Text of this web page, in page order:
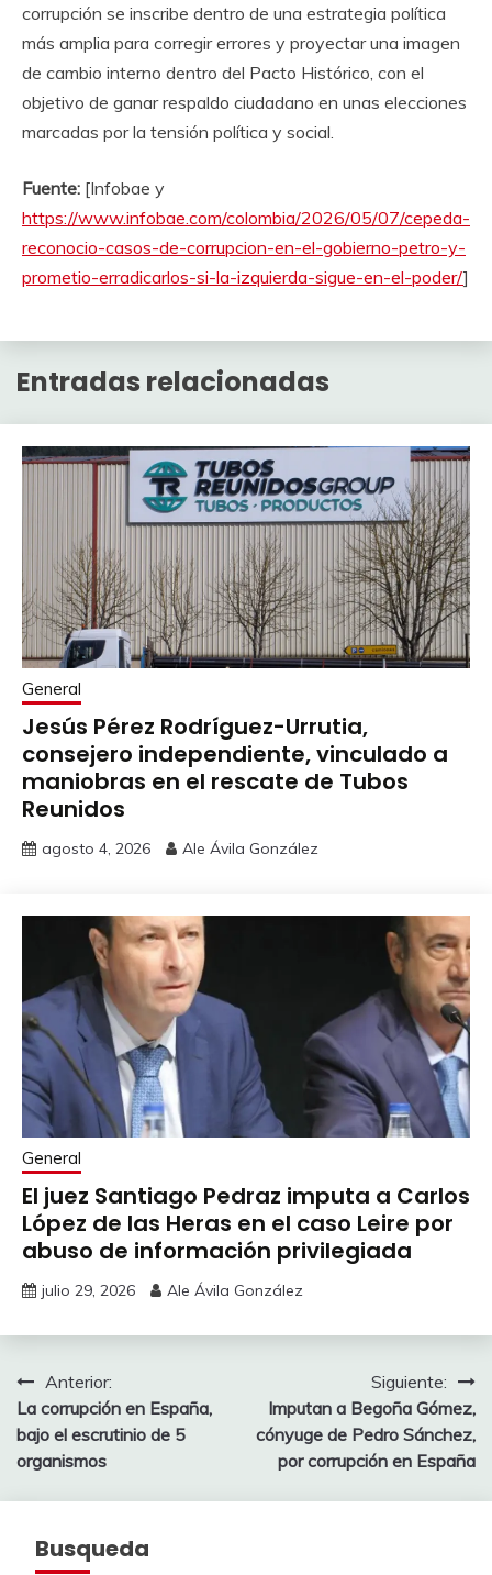
corrupción se inscribe dentro de una estrategia política
más amplia para corregir errores y proyectar una imagen
de cambio interno dentro del Pacto Histórico, con el
objetivo de ganar respaldo ciudadano en unas elecciones
marcadas por la tensión política y social.
Fuente: [Infobae y
https://www.infobae.com/colombia/2026/05/07/cepeda-
reconocio-casos-de-corrupcion-en-el-gobierno-petro-y-
prometio-erradicarlos-si-la-izquierda-sigue-en-el-poder/]
Entradas relacionadas
General
Jesús Pérez Rodríguez-Urrutia,
consejero independiente, vinculado a
maniobras en el rescate de Tubos
Reunidos
agosto 4, 2026 Ale Ávila González
General
El juez Santiago Pedraz imputa a Carlos
López de las Heras en el caso Leire por
abuso de información privilegiada
julio 29, 2026 Ale Ávila González
Navegación
de
entradas
Anterior:
La corrupción en España,
bajo el escrutinio de 5
organismos
Siguiente:
Imputan a Begoña Gómez,
cónyuge de Pedro Sánchez,
por corrupción en España
Busqueda